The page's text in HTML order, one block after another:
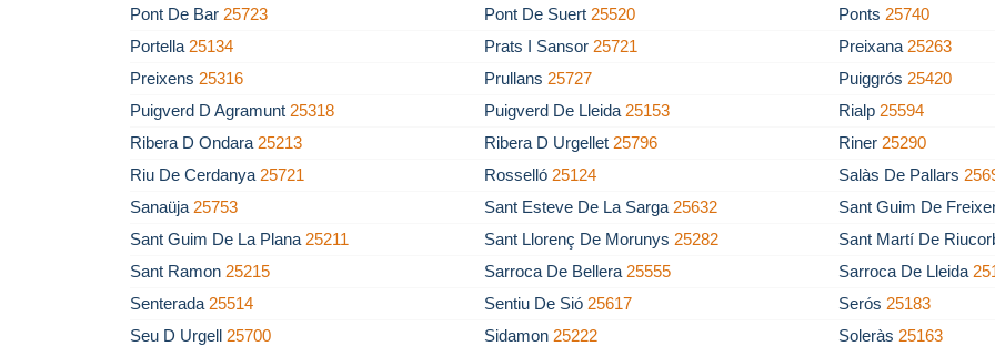
Pont De Bar 25723 Pont De Suert 25520 Ponts 25740
Portella 25134 Prats I Sansor 25721 Preixana 25263
Preixens 25316 Prullans 25727 Puiggrós 25420
Puigverd D Agramunt 25318 Puigverd De Lleida 25153 Rialp 25594
Ribera D Ondara 25213 Ribera D Urgellet 25796 Riner 25290
Riu De Cerdanya 25721 Rosselló 25124 Salàs De Pallars
Sanaüja 25753 Sant Esteve De La Sarga 25632
Sant Guim De
Sant Guim De La Plana 25211 Sant Llorenç De Morunys 25282
Sant Martí De
Sant Ramon 25215 Sarroca De Bellera 25555 Sarroca De Lleida
Senterada 25514 Sentiu De Sió 25617 Serós 25183
Seu D Urgell 25700 Sidamon 25222 Soleràs 25163